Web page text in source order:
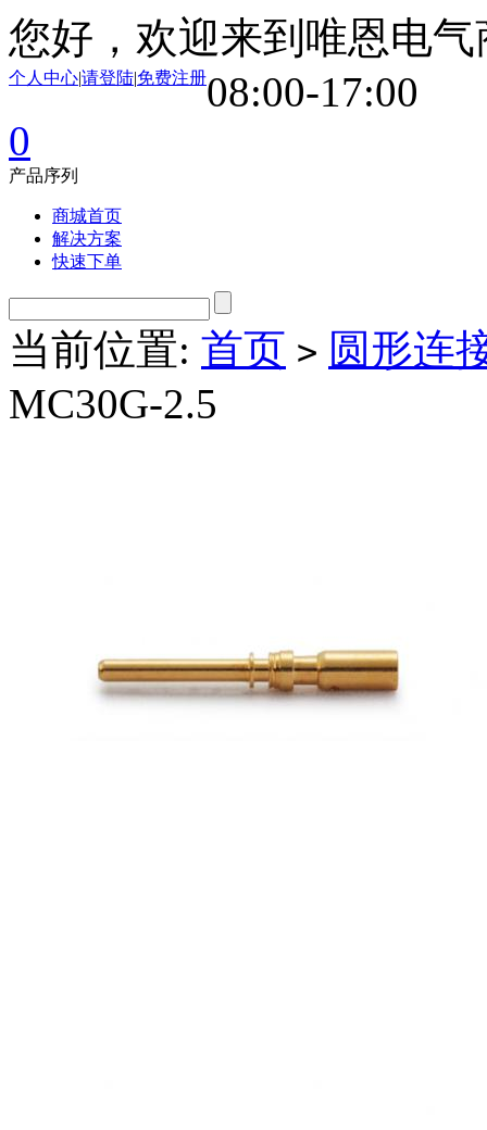
您好，欢迎来到唯恩电气
08:00-17:00
个人中心|请登陆|免费注册
0
产品序列
商城首页
解决方案
快速下单
当前位置: 首页 > 圆形连
MC30G-2.5